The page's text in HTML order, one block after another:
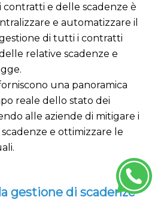
contratti e delle scadenze è
e automatizzare il
di tutti i contratti
relative scadenze e
una panoramica
reale dello stato dei
alle aziende di mitigare i
e ottimizzare le
gestione di scadenze